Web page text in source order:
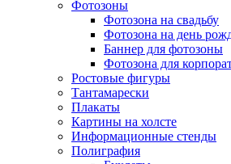
Фотозоны
Фотозона на свадьбу
Фотозона на день
Баннер для фотозоны
Фотозона для
Ростовые фигуры
Тантамарески
Плакаты
Картины на холсте
Информационные стенды
Полиграфия